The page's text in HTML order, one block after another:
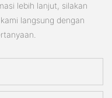
lebih lanjut, silakan
langsung dengan